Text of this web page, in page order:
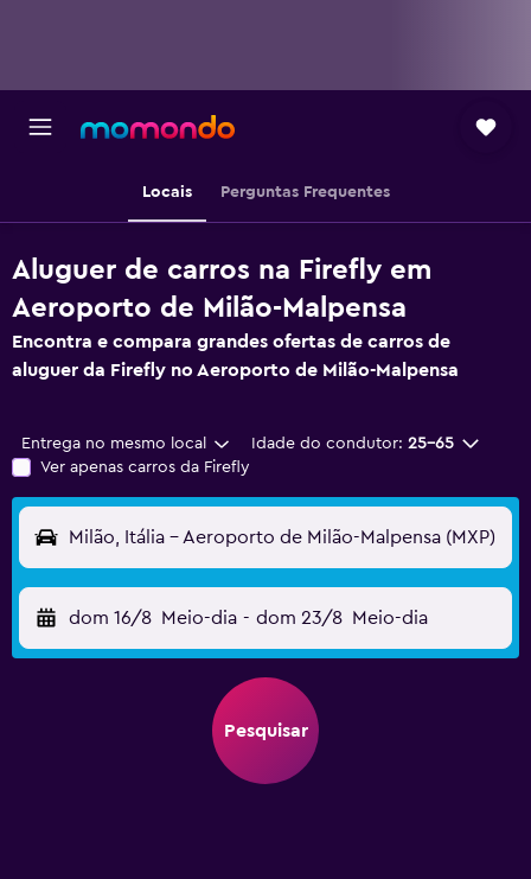
Locais Perguntas Frequentes
Aluguer de carros na Firefly em
Aeroporto de Milão-Malpensa
Encontra e compara grandes ofertas de carros de
aluguer da Firefly no Aeroporto de Milão-Malpensa
Entrega no mesmo local Idade do condutor: 25-65
Ver apenas carros da Firefly
Milão, Itália - Aeroporto de Milão-Malpensa (MXP)
dom 16/8 Meio-dia - dom 23/8 Meio-dia
Pesquisar